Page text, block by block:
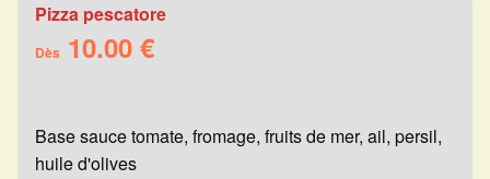
Pizza pescatore
Dès 10.00 €
Base sauce tomate, fromage, fruits de mer, ail, persil,
huile d'olives